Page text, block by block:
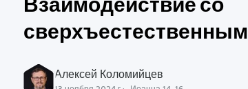
Взаимодействие со
сверхъестественным
Алексей Коломийцев